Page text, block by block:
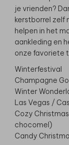
je vrienden?
kerstborrel zelf
helpen in het
aankleding en
onze favoriete
Winterfestival
Champagne
Winter
Las Vegas /
Cozy
chocomel)
Candy